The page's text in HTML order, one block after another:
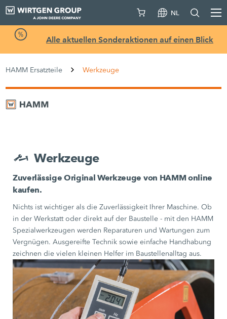
NL
Alle aktuellen Sonderaktionen auf einen Blick
HAMM Ersatzteile Werkzeuge
Werkzeuge
Zuverlässige Original Werkzeuge von HAMM online
kaufen.
Nichts ist wichtiger als die Zuverlässigkeit Ihrer Maschine. Ob
in der Werkstatt oder direkt auf der Baustelle - mit den HAMM
Spezialwerkzeugen werden Reparaturen und Wartungen zum
Vergnügen. Ausgereifte Technik sowie einfache Handhabung
zeichnen die vielen kleinen Helfer im Baustellenalltag aus.